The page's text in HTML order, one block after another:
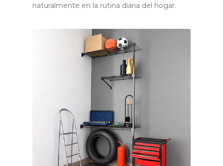
naturalmente en la rutina diaria del hogar.